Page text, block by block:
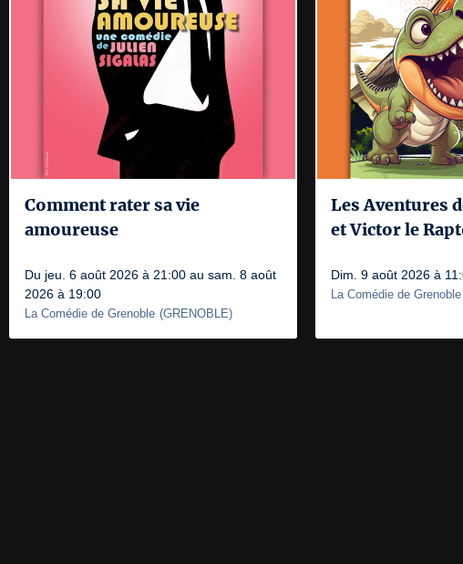
Comment rater sa vie
amoureuse
Du jeu. 6 août 2026 à 21:00 au sam. 8 août
2026 à 19:00
La Comédie de Grenoble (GRENOBLE)
Les Aventures
et Victor le
Dim. 9 août 2026 à
La Comédie de Grenoble